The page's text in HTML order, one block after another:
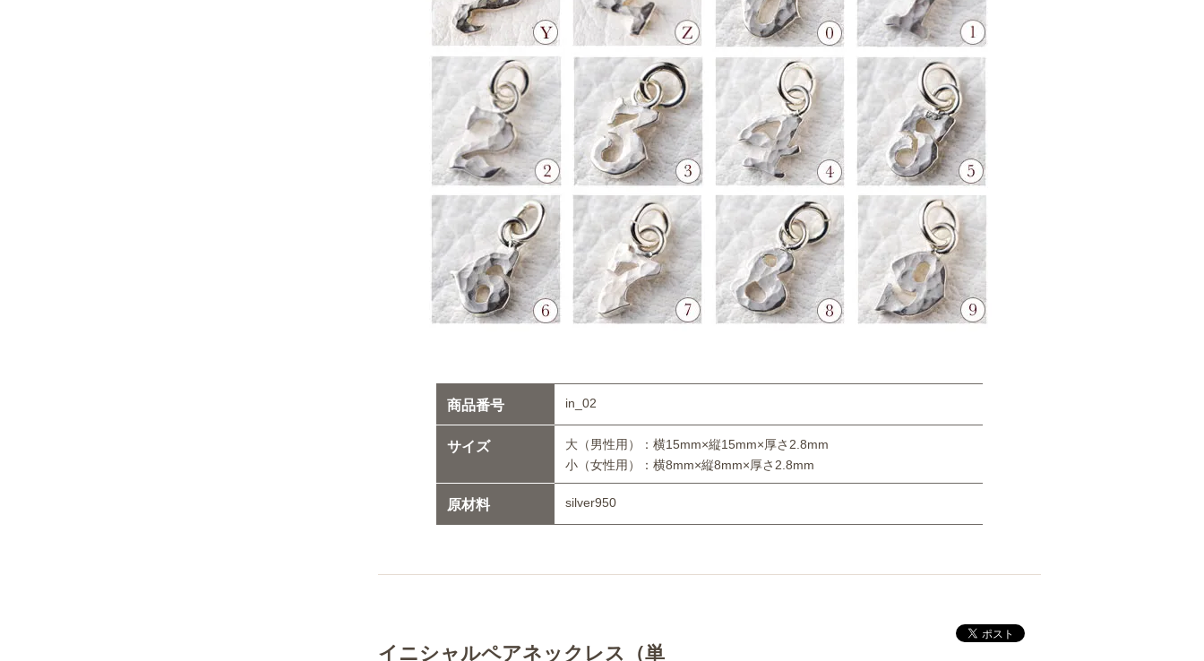
商品番号 in_02
サイズ
大（男性用）：横15mm×縦15mm×厚さ2.8mm
小（女性用）：横8mm×縦8mm×厚さ2.8mm
原材料 silver950
イニシャルペアネックレス（単